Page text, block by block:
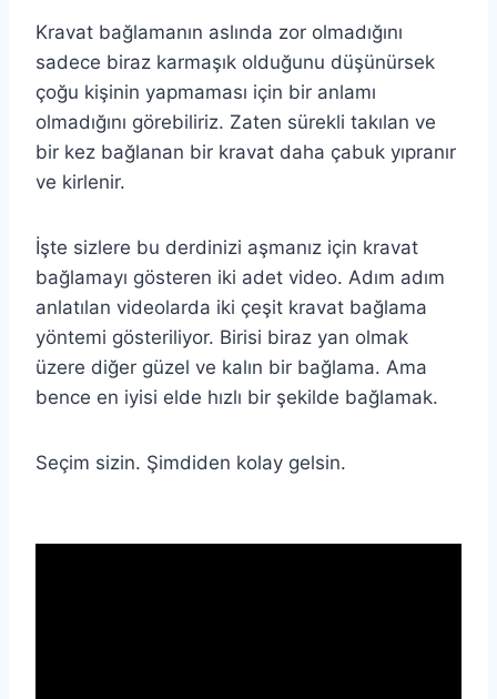
Kravat bağlamanın aslında zor olmadığını
sadece biraz karmaşık olduğunu düşünürsek
çoğu kişinin yapmaması için bir anlamı
olmadığını görebiliriz. Zaten sürekli takılan ve
bir kez bağlanan bir kravat daha çabuk yıpranır
ve kirlenir.
İşte sizlere bu derdinizi aşmanız için kravat
bağlamayı gösteren iki adet video. Adım adım
anlatılan videolarda iki çeşit kravat bağlama
yöntemi gösteriliyor. Birisi biraz yan olmak
üzere diğer güzel ve kalın bir bağlama. Ama
bence en iyisi elde hızlı bir şekilde bağlamak.
Seçim sizin. Şimdiden kolay gelsin.